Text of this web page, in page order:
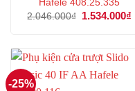
Hafele 408.25.335
2.046.000₫
Giá
1.534.000₫
-25%